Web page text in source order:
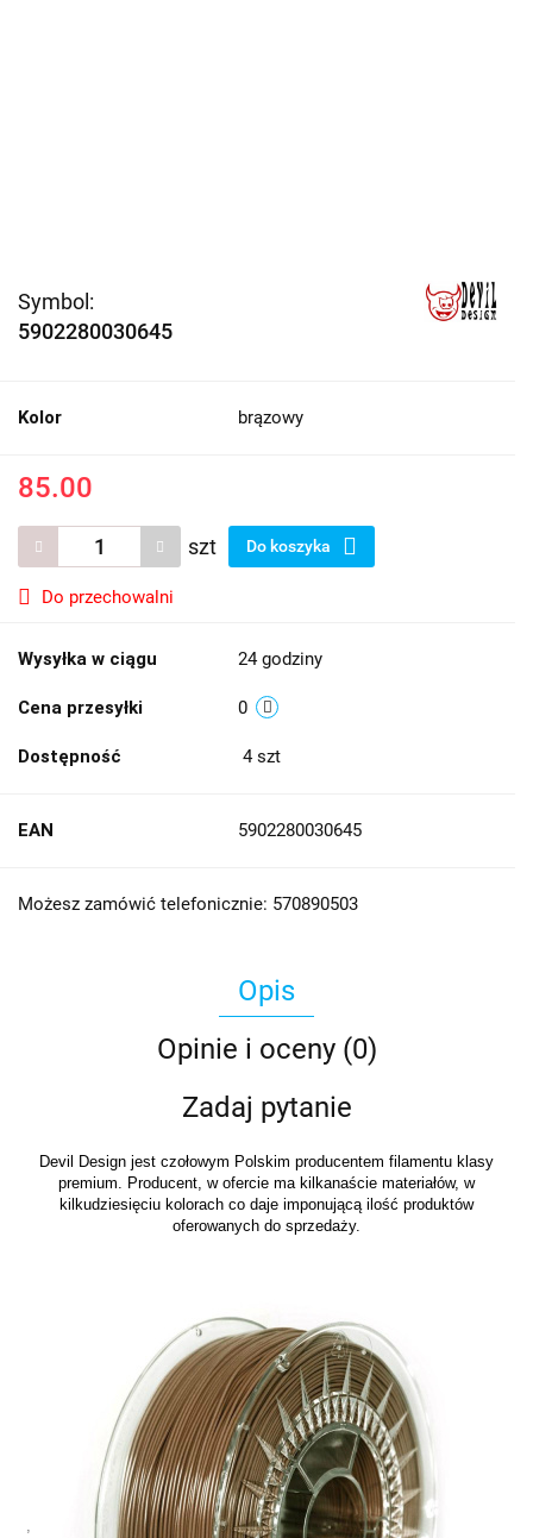
Symbol:
5902280030645
Kolor brązowy
85.00
szt Do koszyka
Do przechowalni
Wysyłka w ciągu 24 godziny
Cena przesyłki 0
Dostępność 4 szt
EAN 5902280030645
Możesz zamówić telefonicznie: 570890503
Opis
Opinie i oceny (0)
Zadaj pytanie
Devil Design jest czołowym Polskim producentem filamentu klasy
premium. Producent, w ofercie ma kilkanaście materiałów, w
kilkudziesięciu kolorach co daje imponującą ilość produktów
oferowanych do sprzedaży.
,